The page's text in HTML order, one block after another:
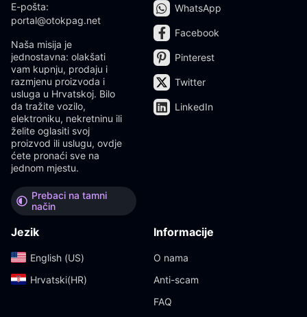
E-pošta:
portal@otokpag.net
Naša misija je
jednostavna: olakšati
vam kupnju, prodaju i
razmjenu proizvoda i
usluga u Hrvatskoj. Bilo
da tražite vozilo,
elektroniku, nekretninu ili
želite oglasiti svoj
proizvod ili uslugu, ovdje
ćete pronaći sve na
jednom mjestu.
Prebaci na tamni
način
WhatsApp
Facebook
Pinterest
Twitter
LinkedIn
Jezik
English (US)‎
Hrvatski(HR)‎
Informacije
O nama
Anti-scam
FAQ